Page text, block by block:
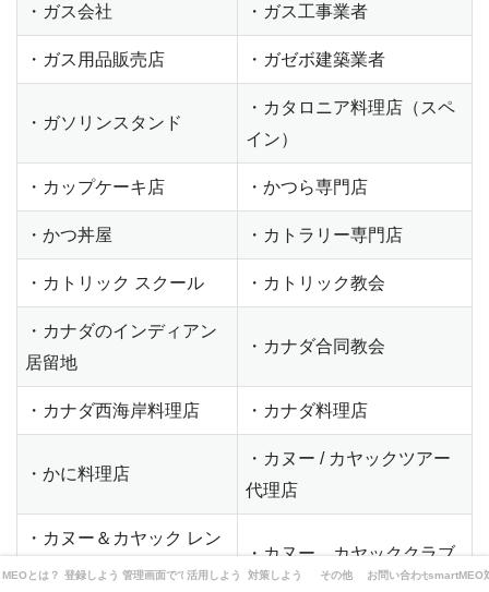
・ガス会社 ・ガス工事業者
・ガス用品販売店 ・ガゼボ建築業者
・ガソリンスタンド
・カタロニア料理店（スペ
イン）
・カップケーキ店 ・かつら専門店
・かつ丼屋 ・カトラリー専門店
・カトリック スクール ・カトリック教会
・カナダのインディアン
居留地
・カナダ合同教会
・カナダ西海岸料理店 ・カナダ料理店
・かに料理店
・カヌー / カヤックツアー
代理店
・カヌー＆カヤック レン
タル業
・カヌー、カヤッククラブ
MEOとは？ 登録しよう 管理画面でできることは？
活用しよう 対策しよう その他 お問い合わせsmartMEO